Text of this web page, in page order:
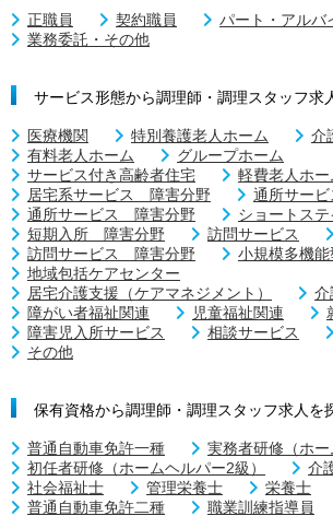
正職員 契約職員
パート・アルバ
業務委託・その他
サービス形態から調理師・調理スタッフ求
医療機関 特別養護老人ホーム
介
有料老人ホーム
グループホーム
サービス付き高齢者住宅
軽費老人ホー
居宅系サービス 障害分野
通所サービ
通所サービス 障害分野
ショートステ
短期入所 障害分野
訪問サービス
訪問サービス 障害分野
小規模多機
地域包括ケアセンター
居宅介護支援（ケアマネジメント）
介
障がい者福祉関連
児童福祉関連
障害児入所サービス
相談サービス
その他
保有資格から調理師・調理スタッフ求人を
普通自動車免許一種
実務者研修（ホー
初任者研修（ホームヘルパー2級）
介
社会福祉士
管理栄養士 栄養士
普通自動車免許二種
職業訓練指導員